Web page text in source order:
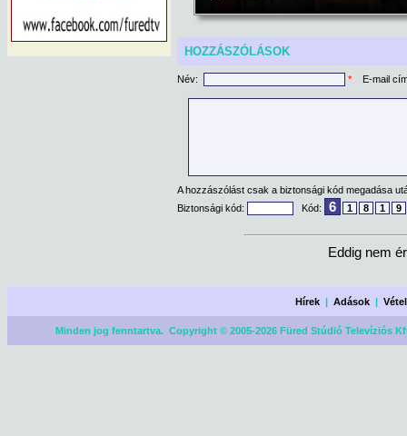
HOZZÁSZÓLÁSOK
Név: * E-mail
A hozzászólást csak a biztonsági kód megadása
Biztonsági kód:
Kód: 6 1 8 1 9
Eddig nem
Hírek |Adások |
Minden jog fenntartva. Copyright © 2005-2026 Füred Stúdió Televíziós